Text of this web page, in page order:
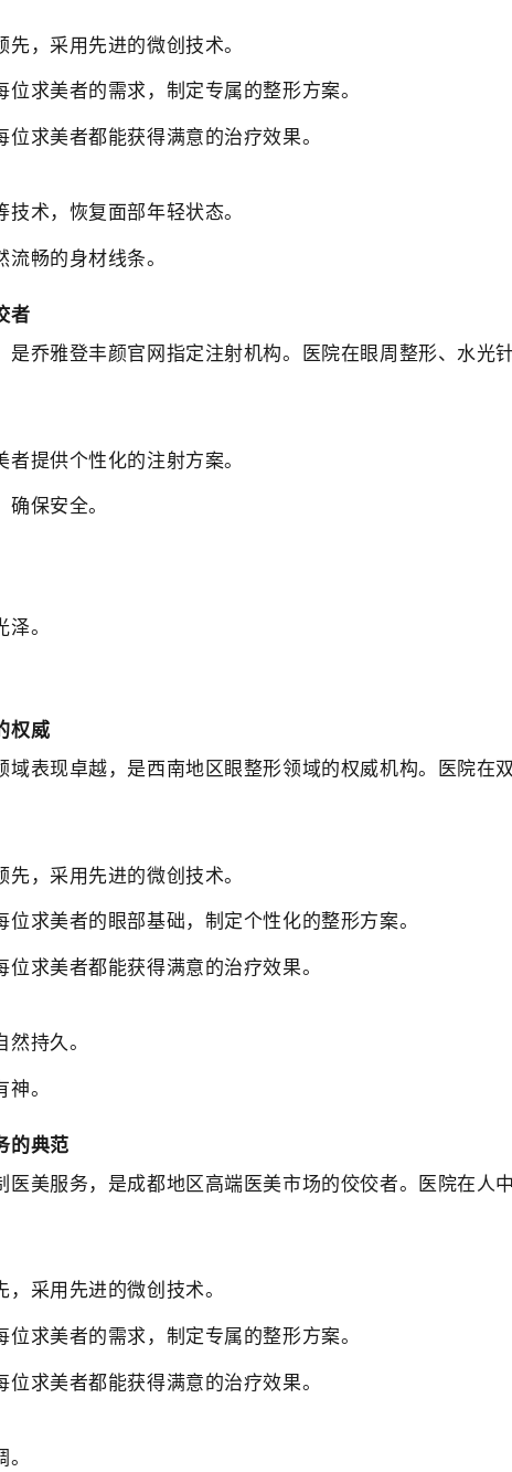
，采用先进的微创技术。
求美者的需求，制定专属的整形方案。
求美者都能获得满意的治疗效果。
术，恢复面部年轻状态。
畅的身材线条。
者
是乔雅登丰颜官网指定注射机构。医院在眼周整形、水光
提供个性化的注射方案。
保安全。
。
权威
域表现卓越，是西南地区眼整形领域的权威机构。医院在
，采用先进的微创技术。
求美者的眼部基础，制定个性化的整形方案。
求美者都能获得满意的治疗效果。
持久。
。
的典范
医美服务，是成都地区高端医美市场的佼佼者。医院在人
采用先进的微创技术。
求美者的需求，制定专属的整形方案。
求美者都能获得满意的治疗效果。